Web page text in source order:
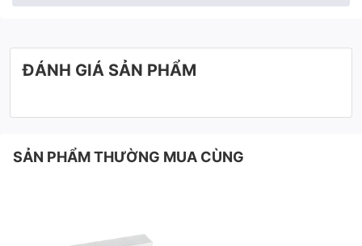
ĐÁNH GIÁ SẢN PHẨM
SẢN PHẨM THƯỜNG MUA CÙNG